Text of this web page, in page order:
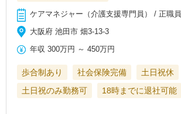
ケアマネジャー（介護支援専門員） / 正職員
大阪府 池田市 畑3-13-3
年収 300万円 ～450万円
歩合制あり 社会保険完備
土日祝休
土日祝のみ勤務可
18時までに退社可能